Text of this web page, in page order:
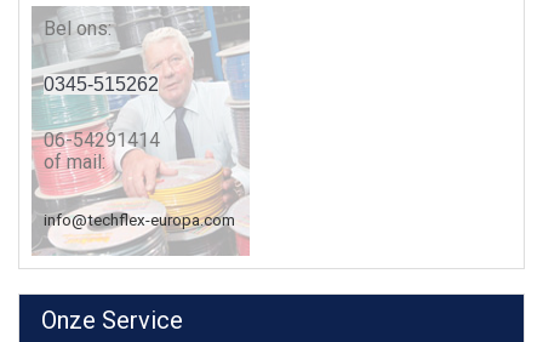
Bel ons:
0345-515262
06-54291414
of mail:
info@techflex-europa.com
Onze Service